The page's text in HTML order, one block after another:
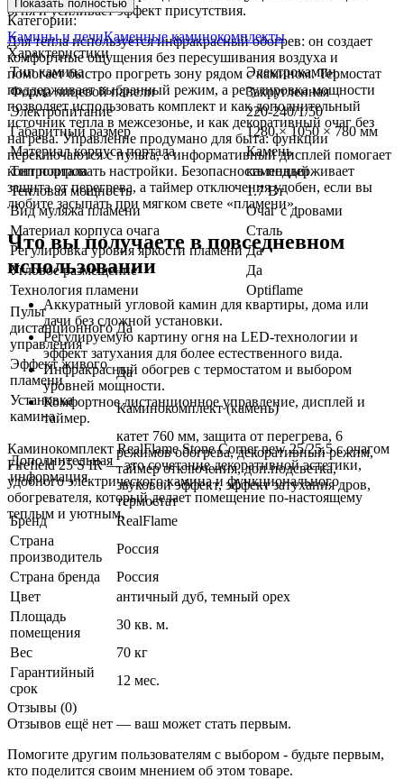
огня и усиливает эффект присутствия.
Для тепла используется инфракрасный обогрев: он создает
комфортные ощущения без пересушивания воздуха и
помогает быстро прогреть зону рядом с камином. Термостат
поддерживает выбранный режим, а регулировка мощности
позволяет использовать комплект и как дополнительный
источник тепла в межсезонье, и как декоративный очаг без
нагрева. Управление продумано для быта: функции
переключаются с пульта, а информативный дисплей помогает
контролировать настройки. Безопасность поддерживает
защита от перегрева, а таймер отключения удобен, если вы
любите засыпать при мягком свете «пламени».
Что вы получаете в повседневном
использовании
Аккуратный угловой камин для квартиры, дома или
дачи без сложной установки.
Регулируемую картину огня на LED-технологии и
эффект затухания для более естественного вида.
Инфракрасный обогрев с термостатом и выбором
уровней мощности.
Комфортное дистанционное управление, дисплей и
таймер.
Каминокомплект RealFlame Stone Corner new 25/25,5 с очагом
Firefield 25 S IR — это сочетание декоративной эстетики,
удобного электрического камина и функционального
обогревателя, который делает помещение по-настоящему
теплым и уютным.
Показать полностью
Категории:
Камины и печиКаменные каминокомплекты
Характеристики
Тип камина
Электрокамин
Форма лицевой панели
Закругленная
Электропитание
220-240/1/50
Габаритный размер
1280 × 1050 × 780 мм
Материал корпуса портала
Камень
Тип портала
каменный
Тепловая мощность
1.7 Вт
Вид муляжа пламени
Очаг с дровами
Материал корпуса очага
Сталь
Регулировка уровня яркости пламени Да
Угловое размещение
Да
Технология пламени
Optiflame
Пульт
дистанционного
управления
Да
Эффект живого
пламени
Да
Установка
камина
Каминокомплект (камень)
Дополнительная
информация
катет 760 мм, защита от перегрева, 6
режимов обогрева, декоративный режим,
таймер отключения, доп.подсветка,
звуковой эффект, эффект затухания дров,
термостат
Бренд
RealFlame
Страна
производитель
Россия
Страна бренда
Россия
Цвет
античный дуб, темный орех
Площадь
помещения
30 кв. м.
Вес
70 кг
Гарантийный
срок
12 мес.
Отзывы (0)
Отзывов ещё нет — ваш может стать первым.
Помогите другим пользователям с выбором - будьте первым,
кто поделится своим мнением об этом товаре.